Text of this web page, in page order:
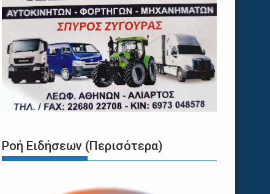
Ροή Ειδήσεων (Περισότερα)